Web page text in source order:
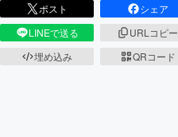
ポスト
シェア
LINEで送る
URLコピー
埋め込み
QRコード